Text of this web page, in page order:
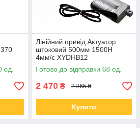
од.
Лінійний привід Актуатор
штоковий 500мм 1500Н
4мм/c XYDHB12
Готово до відправки 68 од.
2 470 ₴ 2 865 ₴
Купити